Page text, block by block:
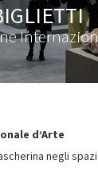
d’Arte
negli